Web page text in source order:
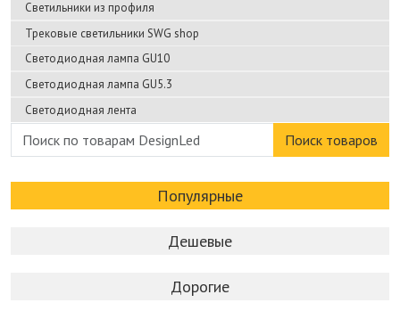
Светильники из профиля
Трековые светильники SWG shop
Светодиодная лампа GU10
Светодиодная лампа GU5.3
Светодиодная лента
Поиск товаров
Популярные
Дешевые
Дорогие